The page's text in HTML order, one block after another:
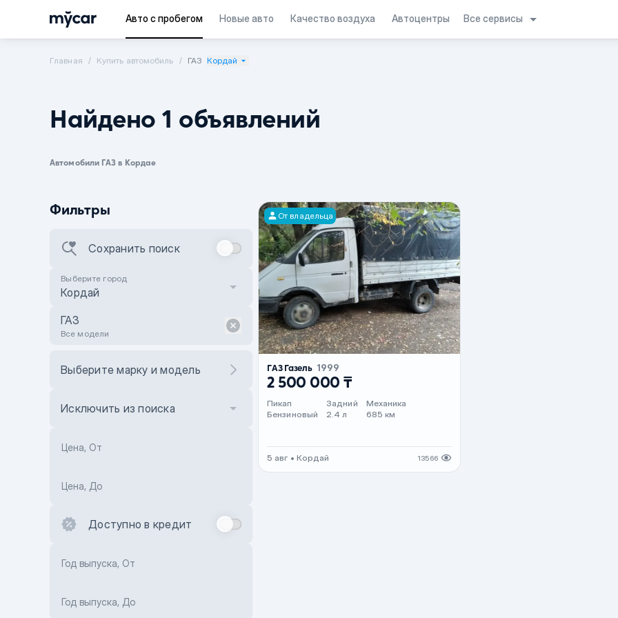
Авто с пробегом Новые авто Качество воздуха Автоцентры Все сервисы
Главная Купить автомобиль ГАЗ Кордай
Найдено 1 объявлений
Автомобили ГАЗ в Кордае
Фильтры
Сохранить поиск
Выберите город
Кордай
ГАЗ
Все модели
Выберите марку и модель
Исключить из поиска
Цена, От
Цена, До
Доступно в кредит
Год выпуска, От
Год выпуска, До
От владельца
ГАЗ Газель 1999
2 500 000 ₸
Пикап
Бензиновый
Задний
2.4 л
Механика
685 км
5 авг • Кордай 13566